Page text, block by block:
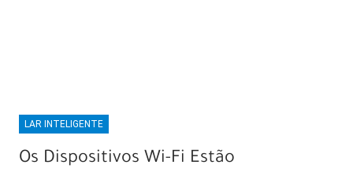
LAR INTELIGENTE
Os Dispositivos Wi-Fi Estão